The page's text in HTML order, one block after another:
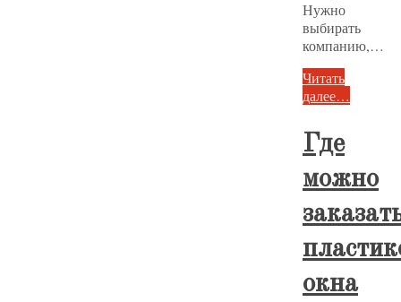
Нужно
выбирать
компанию,…
Читать
далее…
Где
можно
окна